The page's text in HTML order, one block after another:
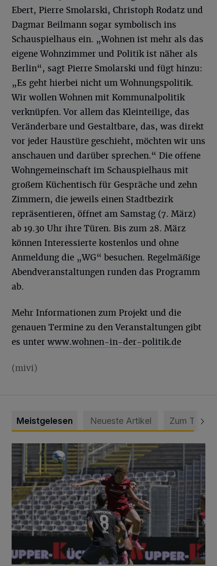
Ebert, Pierre Smolarski, Christoph Rodatz und
Dagmar Beilmann sogar symbolisch ins
Schauspielhaus ein. „Wohnen ist mehr als das
eigene Wohnzimmer und Politik ist näher als
Berlin“, sagt Pierre Smolarski und fügt hinzu:
„Es geht hierbei nicht um Wohnungspolitik.
Wir wollen Wohnen mit Kommunalpolitik
verknüpfen. Vor allem das Kleinteilige, das
Veränderbare und Gestaltbare, das, was direkt
vor jeder Haustüre geschieht, möchten wir uns
anschauen und darüber sprechen.“ Die offene
Wohngemeinschaft im Schauspielhaus mit
großem Küchentisch für Gespräche und zehn
Zimmern, die jeweils einen Stadtbezirk
repräsentieren, öffnet am Samstag (7. März)
ab 19.30 Uhr ihre Türen. Bis zum 28. März
können Interessierte kostenlos und ohne
Anmeldung die „WG“ besuchen. Regelmäßige
Abendveranstaltungen runden das Programm
ab.
Mehr Informationen zum Projekt und die
genauen Termine zu den Veranstaltungen gibt
es unter www.wohnen-in-der-politik.de
(mivi)
Meistgelesen Neueste Artikel Zum Thema
WSV: Übertragung im Barmer Bahnhof und klare Ansage